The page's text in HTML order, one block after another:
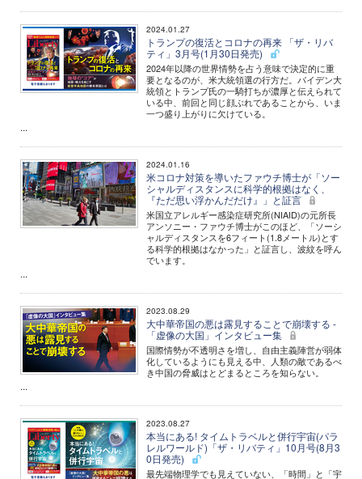
2024.01.27
トランプの復活とコロナの再来 「ザ・リバ
ティ」3月号(1月30日発売)
2024年以降の世界情勢を占う意味で決定的に重
要となるのが、米大統領選の行方だ。バイデン大
統領とトランプ氏の一騎打ちが濃厚と伝えられて
いる中、前回と同じ顔ぶれであることから、いま
一つ盛り上がりに欠けている。
...
2024.01.16
米コロナ対策を導いたファウチ博士が「ソー
シャルディスタンスに科学的根拠はなく、
『ただ思い浮かんだだけ』」と証言
米国立アレルギー感染症研究所(NIAID)の元所長
アンソニー・ファウチ博士がこのほど、「ソーシ
ャルディスタンスを6フィート(1.8メートル)とす
る科学的根拠はなかった」と証言し、波紋を呼ん
でいます。
...
2023.08.29
大中華帝国の悪は露見することで崩壊する -
「虚像の大国」インタビュー集
国際情勢が不透明さを増し、自由主義陣営が弱体
化しているようにも見える中、人類の敵であるべ
き中国の脅威はとどまるところを知らない。
...
2023.08.27
本当にある! タイムトラベルと併行宇宙(パラ
レルワールド)「ザ・リバティ」10月号(8月3
0日発売)
最先端物理学でも見えていない、「時間」と「宇